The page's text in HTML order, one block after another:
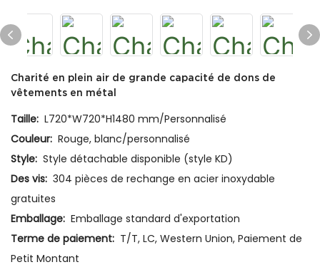
Charité en plein air de grande capacité de dons de
vêtements en métal
Taille: L720*W720*H1480 mm/Personnalisé
Couleur: Rouge, blanc/personnalisé
Style: Style détachable disponible (style KD)
Des vis: 304 pièces de rechange en acier inoxydable
gratuites
Emballage: Emballage standard d'exportation
Terme de paiement: T/T, LC, Western Union, Paiement de
Petit Montant